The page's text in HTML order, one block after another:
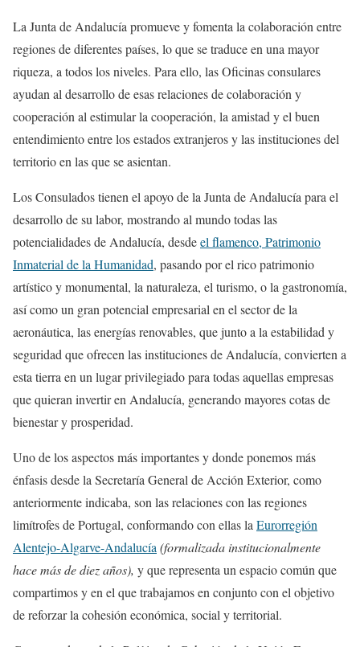
La Junta de Andalucía promueve y fomenta la colaboración entre
regiones de diferentes países, lo que se traduce en una mayor
riqueza, a todos los niveles. Para ello, las Oficinas consulares
ayudan al desarrollo de esas relaciones de colaboración y
cooperación al estimular la cooperación, la amistad y el buen
entendimiento entre los estados extranjeros y las instituciones del
territorio en las que se asientan.
Los Consulados tienen el apoyo de la Junta de Andalucía para el
desarrollo de su labor, mostrando al mundo todas las
potencialidades de Andalucía, desdeel flamenco, Patrimonio
Inmaterial de la Humanidad, pasando por el rico patrimonio
artístico y monumental, la naturaleza, el turismo, o la gastronomía,
así como un gran potencial empresarial en el sector de la
aeronáutica, las energías renovables, que junto a la estabilidad y
seguridad que ofrecen las instituciones de Andalucía, convierten a
esta tierra en un lugar privilegiado para todas aquellas empresas
que quieran invertir en Andalucía, generando mayores cotas de
bienestar y prosperidad.
Uno de los aspectos más importantes y donde ponemos más
énfasis desde la Secretaría General de Acción Exterior, como
anteriormente indicaba, son las relaciones con las regiones
limítrofes de Portugal, conformando con ellas la Eurorregión
Alentejo-Algarve-Andalucía (formalizada institucionalmente
hace más de diez años), y que representa un espacio común que
compartimos y en el que trabajamos en conjunto con el objetivo
de reforzar la cohesión económica, social y territorial.